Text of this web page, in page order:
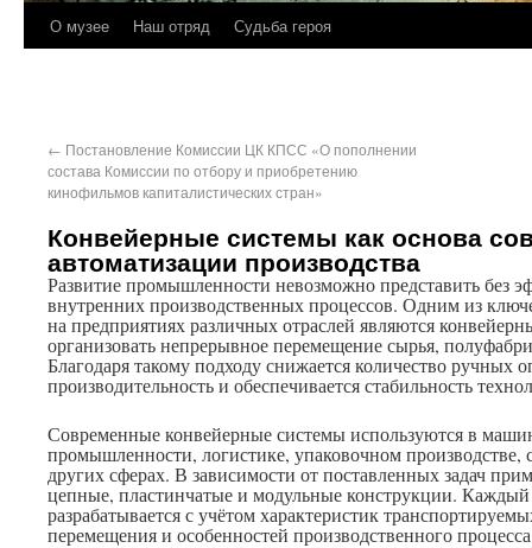
О музее Наш отряд Судьба героя
← Постановление Комиссии ЦК КПСС «О пополнении
состава Комиссии по отбору и приобретению
кинофильмов капиталистических стран»
Конвейерные системы как основа
автоматизации производства
Развитие промышленности невозможно представить без
внутренних производственных процессов. Одним из
на предприятиях различных отраслей являются
организовать непрерывное перемещение сырья,
Благодаря такому подходу снижается количество ручных
производительность и обеспечивается стабильность
Современные конвейерные системы используются в
промышленности, логистике, упаковочном производстве,
других сферах. В зависимости от поставленных задач
цепные, пластинчатые и модульные конструкции.
разрабатывается с учётом характеристик
перемещения и особенностей производственного